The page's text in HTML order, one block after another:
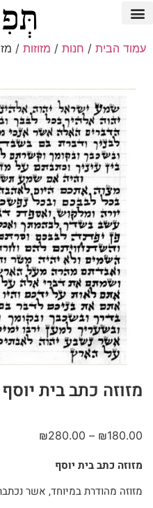
עמוד הבית / חנות / מזוזות /
מזוזה כתב בית יוסף
₪180.00
–
₪280.00
מזוזה כתב בית יוסף
מזוזה מהודרת במיוחד, אשר